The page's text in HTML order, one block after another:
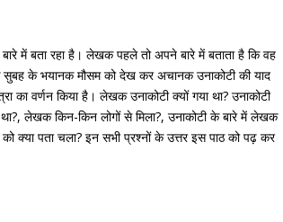
में बता रहा है। लेखक पहले तो अपने बारे में बताता है कि वह
के भयानक मौसम को देख कर अचानक उनाकोटी की याद
वर्णन किया है। लेखक उनाकोटी क्यों गया था? उनाकोटी
लेखक किन-किन लोगों से मिला?, उनाकोटी के बारे में लेखक
क्या पता चला? इन सभी प्रश्नों के उत्तर इस पाठ को पढ़ कर